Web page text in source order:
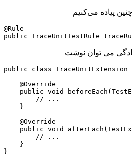
پیاده می‌کنیم
@Rule
public TraceUnitTestRule
public class TraceUnitExtension
    @Override
public void
        // ...
    }
    @Override
public void
        // ...
    }
}